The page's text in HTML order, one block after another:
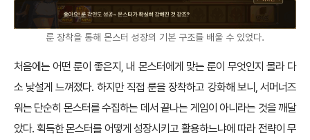
룬 장착을 통해 몬스터 성장의 기본 구조를 배울 수 있었다.
처음에는 어떤 룬이 좋은지, 내 몬스터에게 맞는 룬이 무엇인지 몰라 다
소 낯설게 느껴졌다. 하지만 직접 룬을 장착하고 강화해 보니, 서머너즈
워는 단순히 몬스터를 수집하는 데서 끝나는 게임이 아니라는 것을 깨달
았다. 획득한 몬스터를 어떻게 성장시키고 활용하느냐에 따라 전략이 무